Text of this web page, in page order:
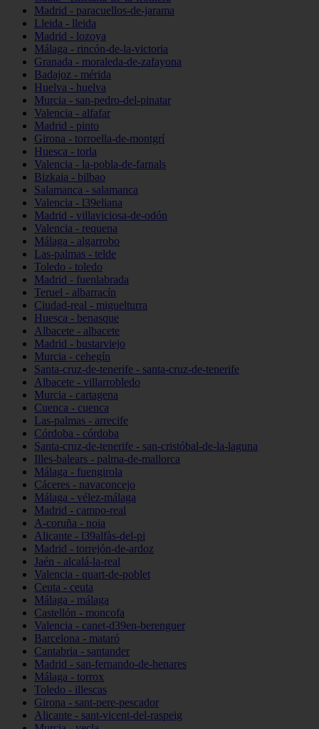
Madrid - paracuellos-de-jarama
Lleida - lleida
Madrid - lozoya
Málaga - rincón-de-la-victoria
Granada - moraleda-de-zafayona
Badajoz - mérida
Huelva - huelva
Murcia - san-pedro-del-pinatar
Valencia - alfafar
Madrid - pinto
Girona - torroella-de-montgrí
Huesca - torla
Valencia - la-pobla-de-farnals
Bizkaia - bilbao
Salamanca - salamanca
Valencia - l39eliana
Madrid - villaviciosa-de-odón
Valencia - requena
Málaga - algarrobo
Las-palmas - telde
Toledo - toledo
Madrid - fuenlabrada
Teruel - albarracín
Ciudad-real - miguelturra
Huesca - benasque
Albacete - albacete
Madrid - bustarviejo
Murcia - cehegín
Santa-cruz-de-tenerife - santa-cruz-de-tenerife
Albacete - villarrobledo
Murcia - cartagena
Cuenca - cuenca
Las-palmas - arrecife
Córdoba - córdoba
Santa-cruz-de-tenerife - san-cristóbal-de-la-laguna
Illes-balears - palma-de-mallorca
Málaga - fuengirola
Cáceres - navaconcejo
Málaga - vélez-málaga
Madrid - campo-real
A-coruña - noia
Alicante - l39alfàs-del-pi
Madrid - torrejón-de-ardoz
Jaén - alcalá-la-real
Valencia - quart-de-poblet
Ceuta - ceuta
Málaga - málaga
Castellón - moncofa
Valencia - canet-d39en-berenguer
Barcelona - mataró
Cantabria - santander
Madrid - san-fernando-de-henares
Málaga - torrox
Toledo - illescas
Girona - sant-pere-pescador
Alicante - sant-vicent-del-raspeig